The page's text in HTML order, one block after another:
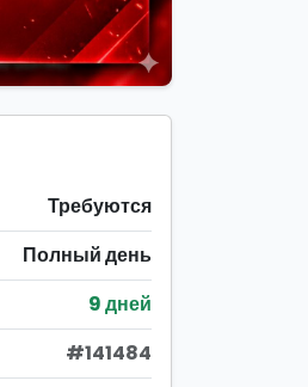
Требуются
Полный день
9 дней
#141484